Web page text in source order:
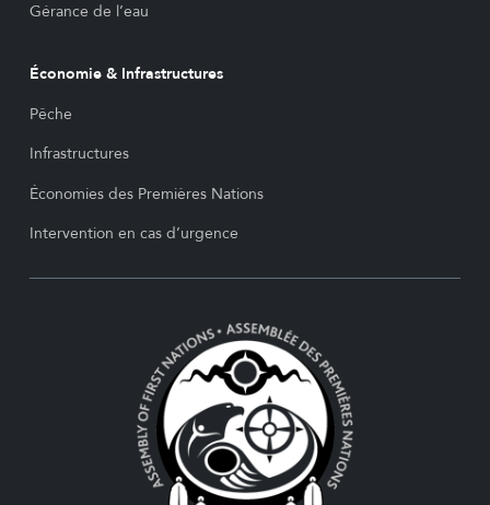
Gérance de l’eau
Économie & Infrastructures
Pêche
Infrastructures
Économies des Premières Nations
Intervention en cas d’urgence